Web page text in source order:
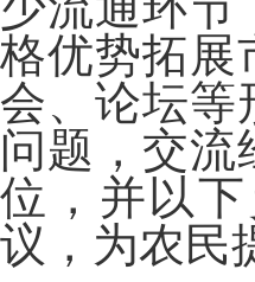
格优势拓展
会、论坛等
问题，交流
位，并以
议，为农民